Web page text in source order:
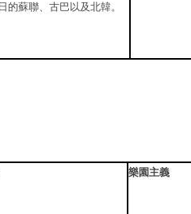
的蘇聯、古巴以及北韓。
樂園主義